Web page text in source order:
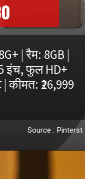
| रैम: 8GB |
इंच, फुल HD+
कीमत: ₹26,999
Source : Pinterst